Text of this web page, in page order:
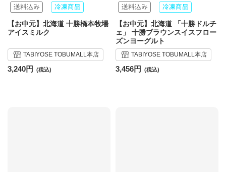
【お中元】北海道 十勝橋本牧場
アイスミルク
TABIYOSE TOBUMALL本店
3,240円
【お中元】北海道 「十勝ドルチ
ェ」 十勝ブラウンスイスフロー
ズンヨーグルト
TABIYOSE TOBUMALL本店
3,456円